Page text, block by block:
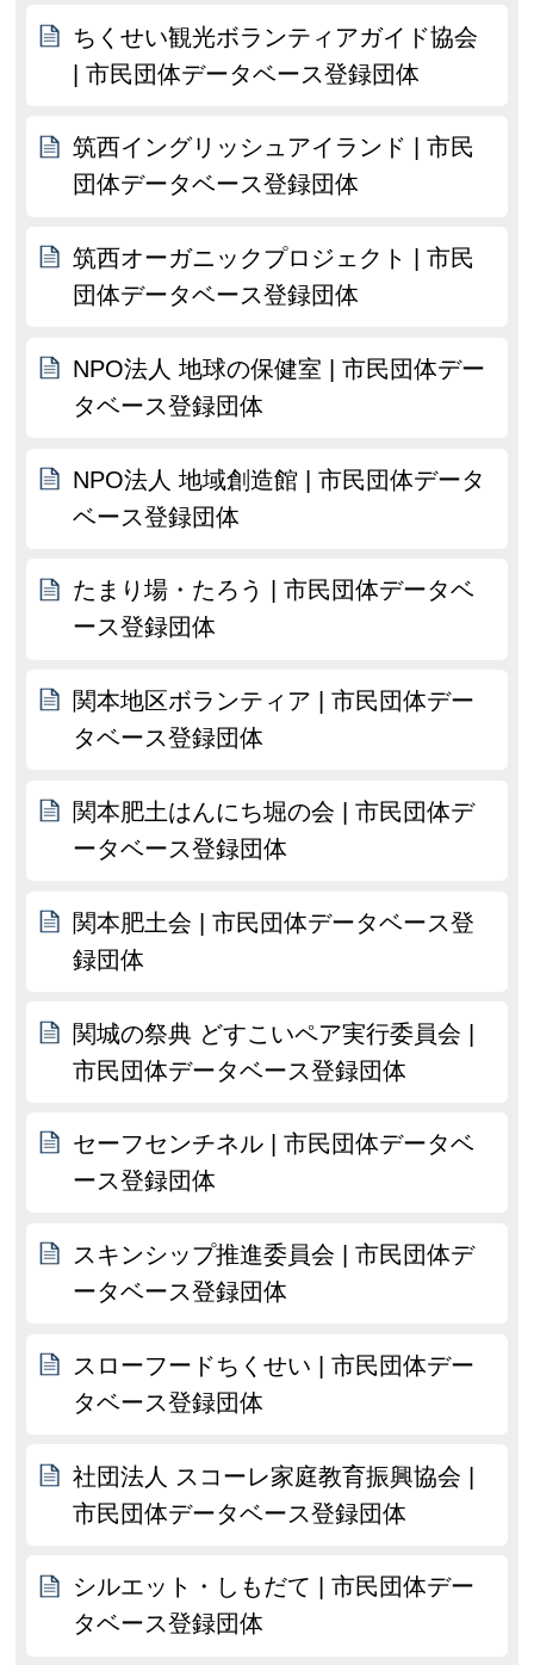
ちくせい観光ボランティアガイド協会
| 市民団体データベース登録団体
筑西イングリッシュアイランド | 市民
団体データベース登録団体
筑西オーガニックプロジェクト | 市民
団体データベース登録団体
NPO法人 地球の保健室 | 市民団体デー
タベース登録団体
NPO法人 地域創造館 | 市民団体データ
ベース登録団体
たまり場・たろう | 市民団体データベ
ース登録団体
関本地区ボランティア | 市民団体デー
タベース登録団体
関本肥土はんにち堀の会 | 市民団体デ
ータベース登録団体
関本肥土会 | 市民団体データベース登
録団体
関城の祭典 どすこいペア実行委員会 |
市民団体データベース登録団体
セーフセンチネル | 市民団体データベ
ース登録団体
スキンシップ推進委員会 | 市民団体デ
ータベース登録団体
スローフードちくせい | 市民団体デー
タベース登録団体
社団法人 スコーレ家庭教育振興協会 |
市民団体データベース登録団体
シルエット・しもだて | 市民団体デー
タベース登録団体